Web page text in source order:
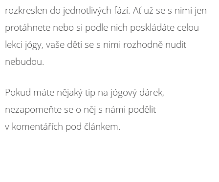
rozkreslen do jednotlivých fází. Ať už se s nimi jen
protáhnete nebo si podle nich poskládáte celou
lekci jógy, vaše děti se s nimi rozhodně nudit
nebudou.
Pokud máte nějaký tip na jógový dárek,
nezapomeňte se o něj s námi podělit
v komentářích pod článkem.